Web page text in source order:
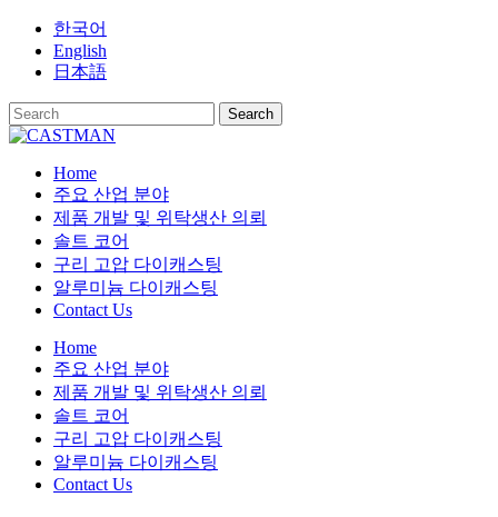
Skip
content
한국어
English
日本語
Home
주요 산업 분야
제품 개발 및 위탁생산 의뢰
솔트 코어
구리 고압 다이캐스팅
알루미늄 다이캐스팅
Contact Us
Home
주요 산업 분야
제품 개발 및 위탁생산 의뢰
솔트 코어
구리 고압 다이캐스팅
알루미늄 다이캐스팅
Contact Us